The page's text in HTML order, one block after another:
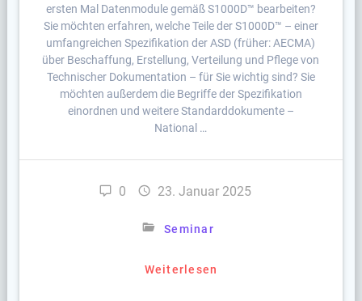
ersten Mal Datenmodule gemäß S1000D™ bearbeiten?
Sie möchten erfahren, welche Teile der S1000D™ – einer
umfangreichen Spezifikation der ASD (früher: AECMA)
über Beschaffung, Erstellung, Verteilung und Pflege von
Technischer Dokumentation – für Sie wichtig sind? Sie
möchten außerdem die Begriffe der Spezifikation
einordnen und weitere Standarddokumente –
National …
0 23. Januar 2025
Seminar
Weiterlesen